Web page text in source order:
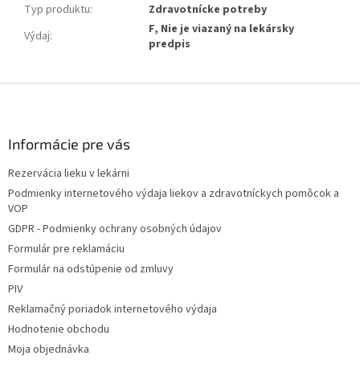
Typ produktu:
Zdravotnícke potreby
Výdaj:
F, Nie je viazaný na lekársky
predpis
Informácie pre vás
Rezervácia lieku v lekárni
Podmienky internetového výdaja liekov a zdravotníckych pomôcok a
VOP
GDPR - Podmienky ochrany osobných údajov
Formulár pre reklamáciu
Formulár na odstúpenie od zmluvy
PIV
Reklamačný poriadok internetového výdaja
Hodnotenie obchodu
Moja objednávka